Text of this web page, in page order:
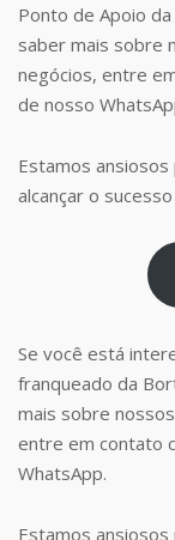
Ponto de Apoio
saber mais sobre
negócios, entre
de nosso
Estamos
alcançar o
Se você está
franqueado da
mais sobre
entre em contato
WhatsApp.
Estamos